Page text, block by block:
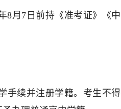
8月7日前持《准考证》《中
手续并注册学籍。考生不得